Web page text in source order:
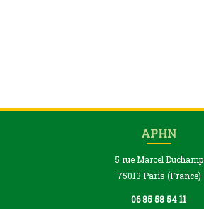
APHN
5 rue Marcel Duchamp
75013 Paris (France)
06 85 58 54 11